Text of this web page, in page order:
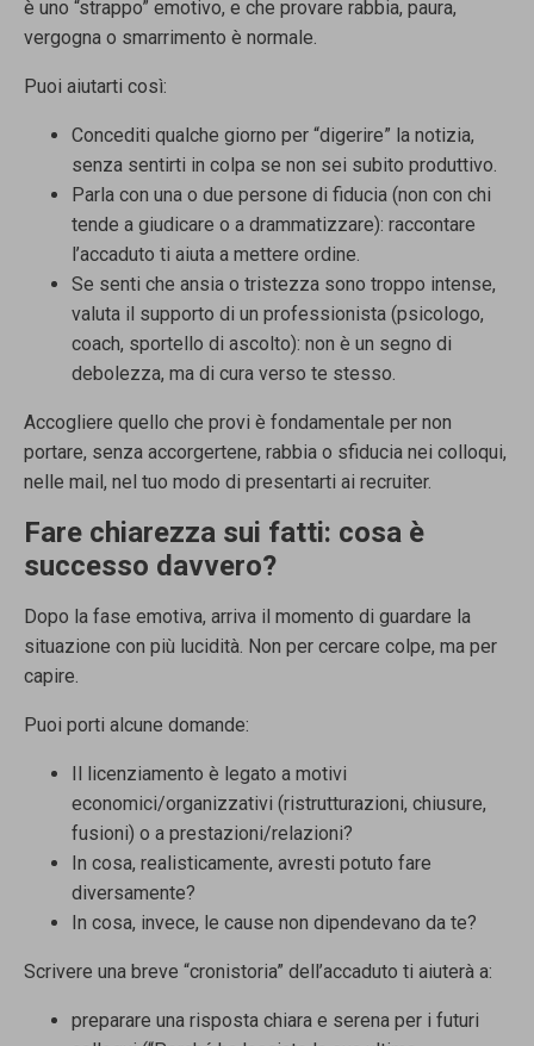
è uno “strappo” emotivo, e che provare rabbia, paura,
vergogna o smarrimento è normale.
Puoi aiutarti così:
Concediti qualche giorno per “digerire” la notizia,
senza sentirti in colpa se non sei subito produttivo.
Parla con una o due persone di fiducia (non con chi
tende a giudicare o a drammatizzare): raccontare
l’accaduto ti aiuta a mettere ordine.
Se senti che ansia o tristezza sono troppo intense,
valuta il supporto di un professionista (psicologo,
coach, sportello di ascolto): non è un segno di
debolezza, ma di cura verso te stesso.
Accogliere quello che provi è fondamentale per non
portare, senza accorgertene, rabbia o sfiducia nei colloqui,
nelle mail, nel tuo modo di presentarti ai recruiter.
Fare chiarezza sui fatti: cosa è
successo davvero?
Dopo la fase emotiva, arriva il momento di guardare la
situazione con più lucidità. Non per cercare colpe, ma per
capire.
Puoi porti alcune domande:
Il licenziamento è legato a motivi
economici/organizzativi (ristrutturazioni, chiusure,
fusioni) o a prestazioni/relazioni?
In cosa, realisticamente, avresti potuto fare
diversamente?
In cosa, invece, le cause non dipendevano da te?
Scrivere una breve “cronistoria” dell’accaduto ti aiuterà a:
preparare una risposta chiara e serena per i futuri